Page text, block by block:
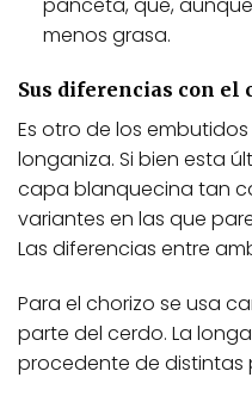
panceta, que,
menos grasa.
Sus diferencias con el
Es otro de los
longaniza. Si bien esta
capa blanquecina tan
variantes en las que
Las diferencias entre
Para el chorizo se usa
parte del cerdo. La
procedente de distintas